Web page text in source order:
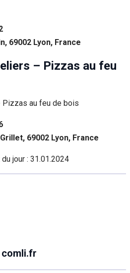
69002 Lyon, France
– Pizzas au feu
69002 Lyon, France
jour : 31.01.2024
comli.fr